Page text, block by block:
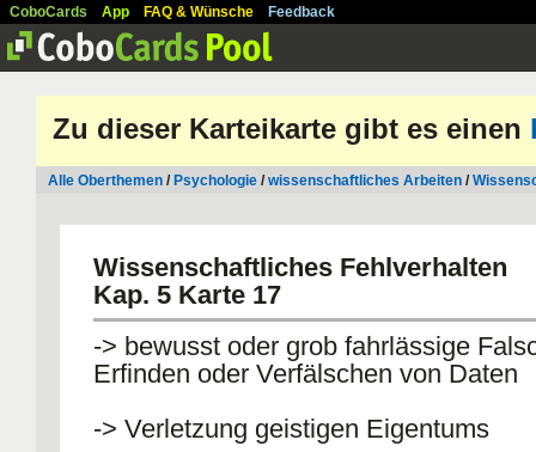
CoboCards App FAQ & Wünsche Feedback
Zu dieser Karteikarte gibt es einen
Alle Oberthemen / Psychologie /wissenschaftliches Arbeiten /
Wissenschaftliches Fehlverhalten
Kap. 5 Karte 17
-> bewusst oder grob fahrlässige
Erfinden oder Verfälschen von Daten
-> Verletzung geistigen Eigentums